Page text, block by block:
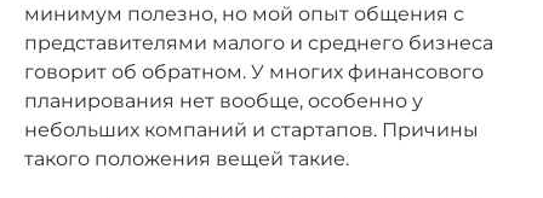
минимум полезно, но мой опыт общения с
представителями малого и среднего бизнеса
говорит об обратном. У многих финансового
планирования нет вообще, особенно у
небольших компаний и стартапов. Причины
такого положения вещей такие.